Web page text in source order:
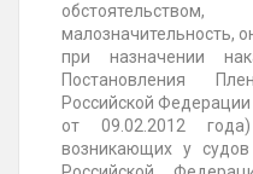
малозначительность,
при назначении
Постановления
Российской
от 09.02.2012
возникающих у